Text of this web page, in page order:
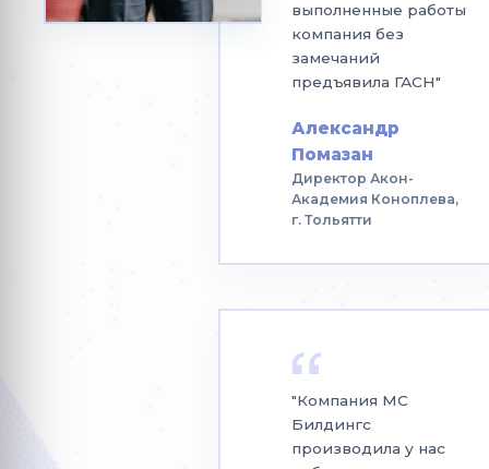
выполненные работы
компания без
замечаний
предъявила ГАСН"
Александр
Помазан
Директор Акон-
Академия Коноплева,
г. Тольятти
"Компания МС
Билдингс
производила у нас